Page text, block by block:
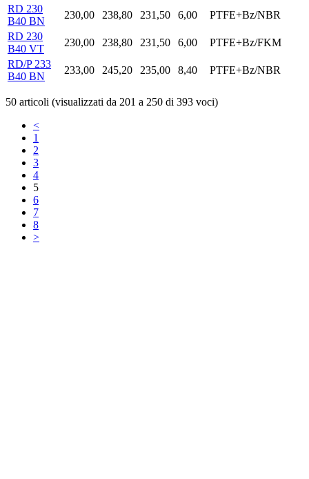
RD 230
B40 BN
230,00 238,80 231,50 6,00
PTFE+Bz/NBR
RD 230
B40 VT
230,00 238,80 231,50 6,00
PTFE+Bz/FKM
RD/P 233
B40 BN
233,00 245,20 235,00 8,40 PTFE+Bz/NBR
50 articoli (visualizzati da 201 a 250 di 393 voci)
<
1
2
3
4
5
6
7
8
>